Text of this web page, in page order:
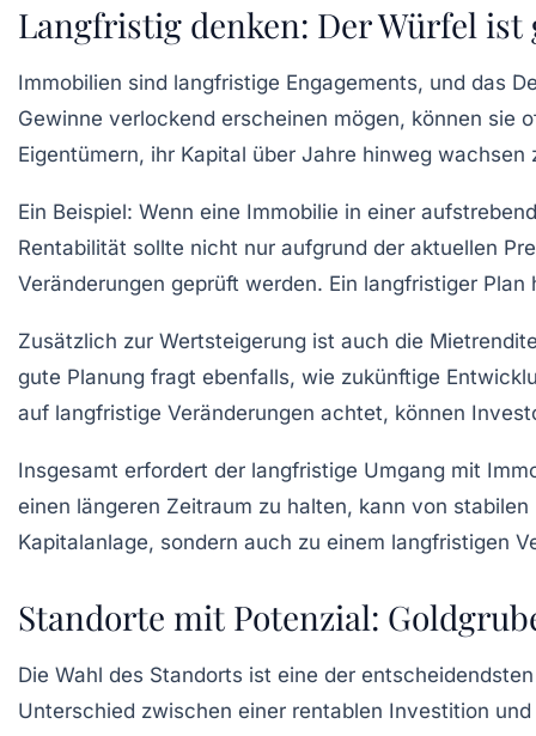
Langfristig denken: Der Würfel ist
Immobilien sind langfristige Engagements, und das
Gewinne verlockend erscheinen mögen, können sie
Eigentümern, ihr Kapital über Jahre hinweg wachsen
Ein Beispiel: Wenn eine Immobilie in einer
Rentabilität sollte nicht nur aufgrund der aktuellen
Veränderungen geprüft werden. Ein langfristiger
Zusätzlich zur Wertsteigerung ist auch die
gute Planung fragt ebenfalls, wie zukünftige
auf langfristige Veränderungen achtet, können
Insgesamt erfordert der langfristige Umgang mit
einen längeren Zeitraum zu halten, kann von
Kapitalanlage, sondern auch zu einem langfristigen
Standorte mit Potenzial:
Die Wahl des Standorts ist eine der
Unterschied zwischen einer rentablen Investition